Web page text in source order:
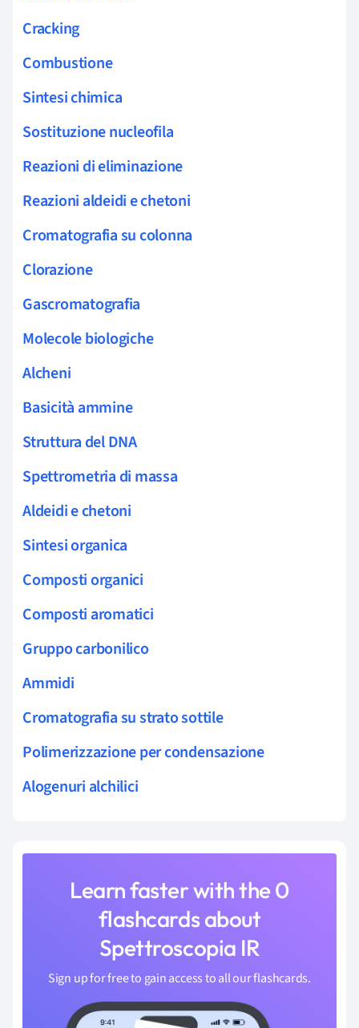
Cracking
Combustione
Sintesi chimica
Sostituzione nucleofila
Reazioni di eliminazione
Reazioni aldeidi e chetoni
Cromatografia su colonna
Clorazione
Gascromatografia
Molecole biologiche
Alcheni
Basicità ammine
Struttura del DNA
Spettrometria di massa
Aldeidi e chetoni
Sintesi organica
Composti organici
Composti aromatici
Gruppo carbonilico
Ammidi
Cromatografia su strato sottile
Polimerizzazione per condensazione
Alogenuri alchilici
Learn faster with the 0
flashcards about
Spettroscopia IR
Sign up for free to gain access to all our flashcards.